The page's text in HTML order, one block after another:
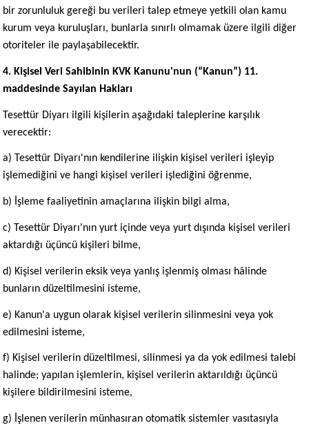
bir zorunluluk gereği bu verileri talep etmeye yetkili olan kamu
kurum veya kuruluşları, bunlarla sınırlı olmamak üzere ilgili diğer
otoriteler ile paylaşabilecektir.
4. Kişisel Veri Sahibinin KVK Kanunu'nun (“Kanun”) 11.
maddesinde Sayılan Hakları
Tesettür Diyarı ilgili kişilerin aşağıdaki taleplerine karşılık
verecektir:
a) Tesettür Diyarı'nın kendilerine ilişkin kişisel verileri işleyip
işlemediğini ve hangi kişisel verileri işlediğini öğrenme,
b) İşleme faaliyetinin amaçlarına ilişkin bilgi alma,
c) Tesettür Diyarı'nın yurt içinde veya yurt dışında kişisel verileri
aktardığı üçüncü kişileri bilme,
d) Kişisel verilerin eksik veya yanlış işlenmiş olması hâlinde
bunların düzeltilmesini isteme,
e) Kanun'a uygun olarak kişisel verilerin silinmesini veya yok
edilmesini isteme,
f) Kişisel verilerin düzeltilmesi, silinmesi ya da yok edilmesi talebi
halinde; yapılan işlemlerin, kişisel verilerin aktarıldığı üçüncü
kişilere bildirilmesini isteme,
g) İşlenen verilerin münhasıran otomatik sistemler vasıtasıyla